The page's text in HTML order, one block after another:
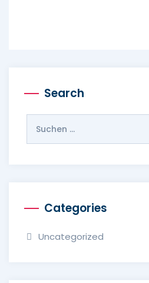
Search
Categories
Uncategorized